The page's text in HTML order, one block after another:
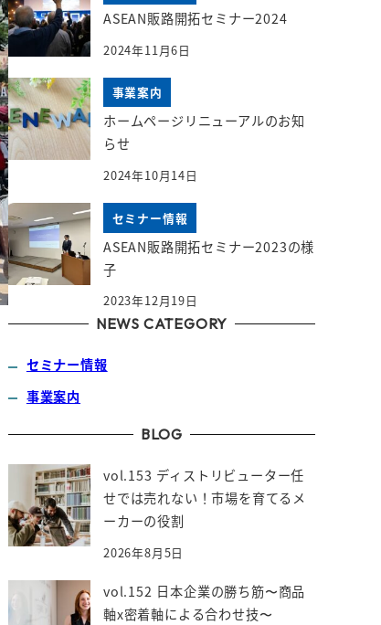
ASEAN販路開拓セミナー2024
2024年11月6日
事業案内
ホームページリニューアルのお知
らせ
2024年10月14日
セミナー情報
ASEAN販路開拓セミナー2023の様
子
2023年12月19日
NEWS CATEGORY
セミナー情報
事業案内
BLOG
vol.153 ディストリビューター任
せでは売れない！市場を育てるメ
ーカーの役割
2026年8月5日
vol.152 日本企業の勝ち筋〜商品
軸x密着軸による合わせ技〜